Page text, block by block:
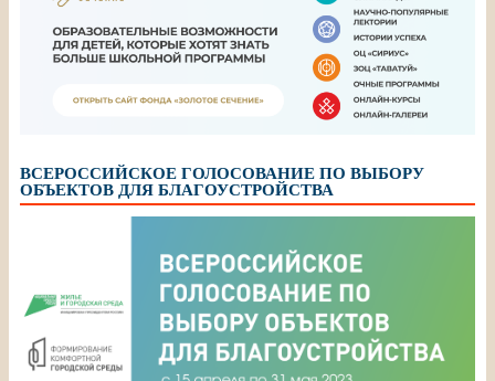
ВСЕРОССИЙСКОЕ ГОЛОСОВАНИЕ ПО ВЫБОРУ
ОБЪЕКТОВ ДЛЯ БЛАГОУСТРОЙСТВА